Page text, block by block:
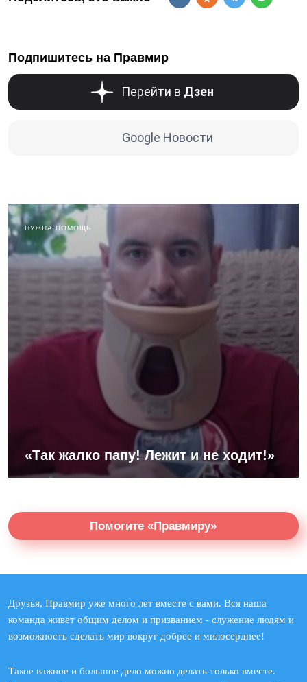
Подпишитесь на Правмир
Перейти в Дзен
Google Новости
НУЖНА ПОМОЩЬ
«Так жалко папу! Лежит и не ходит!»
Помогите «Правмиру»
Друзья, Правмир уже много лет вместе с вами. Вся наша
команда живет общим делом и призванием - служение людям и
возможность сделать мир вокруг добрее и милосерднее!
Такое важное и большое дело можно делать только вместе.